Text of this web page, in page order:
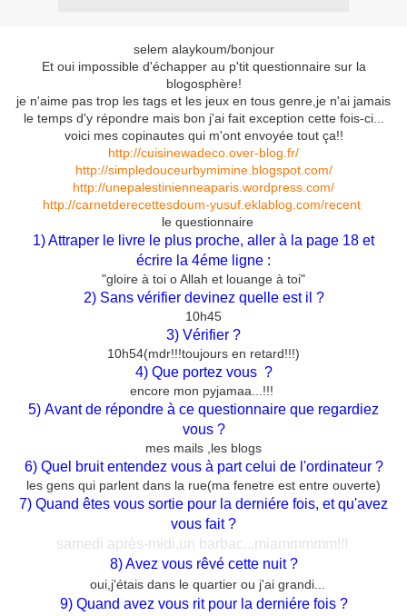
selem alaykoum/bonjour
Et oui impossible d'échapper au p'tit questionnaire sur la
blogosphère!
je n'aime pas trop les tags et les jeux en tous genre,je n'ai jamais
le temps d'y répondre mais bon j'ai fait exception cette fois-ci...
voici mes copinautes qui m'ont envoyée tout ça!!
http://cuisinewadeco.over-blog.fr/
http://simpledouceurbymimine.blogspot.com/
http://unepalestinienneaparis.wordpress.com/
http://carnetderecettesdoum-yusuf.eklablog.com/recent
le questionnaire
1) Attraper le livre le plus proche, aller à la page 18 et
écrire la 4éme ligne :
"gloire à toi o Allah et louange à toi"
2) Sans vérifier devinez quelle est il ?
10h45
3) Vérifier ?
10h54(mdr!!!toujours en retard!!!)
4) Que portez vous ?
encore mon pyjamaa...!!!
5) Avant de répondre à ce questionnaire que regardiez
vous ?
mes mails ,les blogs
6) Quel bruit entendez vous à part celui de l'ordinateur ?
les gens qui parlent dans la rue(ma fenetre est entre ouverte)
7) Quand êtes vous sortie pour la derniére fois, et qu'avez
vous fait ?
samedi après-midi,un barbac...miammmmm!!!
8) Avez vous rêvé cette nuit ?
oui,j'étais dans le quartier ou j'ai grandi...
9) Quand avez vous rit pour la derniére fois ?